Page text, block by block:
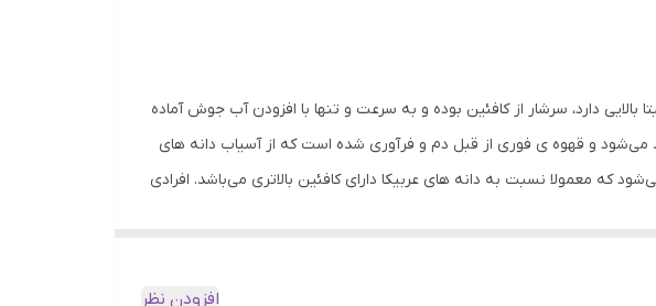
دارد، سرشار از کافئین بوده و به سرعت و تنها با افزودن آب جوش آماده
و قهوه ی فوری از قبل دم و فرآوری شده است که از آسیاب دانه های
که معمولا نسبت به دانه های عربیکا دارای کافئین بالاتری می‌باشد. افرادی
فوری به روش عصاره گیری و با فشار زیاد آب داغ بین ذرات آسیاب
افزودن نظر